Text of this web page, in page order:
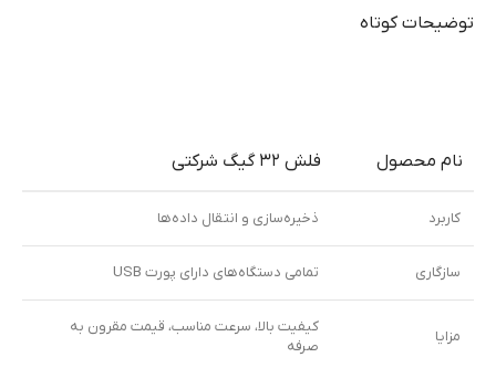
توضیحات کوتاه
نام محصول فلش ۳۲ گیگ شرکتی
کاربرد ذخیره‌سازی و انتقال داده‌ها
سازگاری تمامی دستگاه‌های دارای پورت USB
مزایا
کیفیت بالا، سرعت مناسب، قیمت مقرون‌ به‌
صرفه